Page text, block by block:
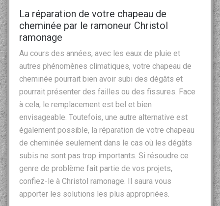
La réparation de votre chapeau de
cheminée par le ramoneur Christol
ramonage
Au cours des années, avec les eaux de pluie et
autres phénomènes climatiques, votre chapeau de
cheminée pourrait bien avoir subi des dégâts et
pourrait présenter des failles ou des fissures. Face
à cela, le remplacement est bel et bien
envisageable. Toutefois, une autre alternative est
également possible, la réparation de votre chapeau
de cheminée seulement dans le cas où les dégâts
subis ne sont pas trop importants. Si résoudre ce
genre de problème fait partie de vos projets,
confiez-le à Christol ramonage. Il saura vous
apporter les solutions les plus appropriées.